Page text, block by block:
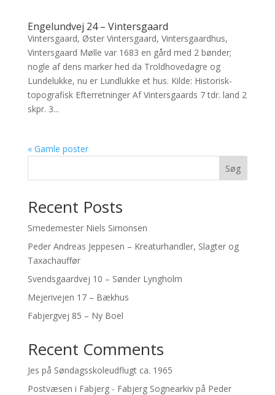
Engelundvej 24 – Vintersgaard
Vintersgaard, Øster Vintersgaard, Vintersgaardhus,
Vintersgaard Mølle var 1683 en gård med 2 bønder;
nogle af dens marker hed da Troldhovedagre og
Lundelukke, nu er Lundlukke et hus. Kilde: Historisk-
topografisk Efterretninger Af Vintersgaards 7 tdr. land 2
skpr. 3...
« Gamle poster
Søg
Recent Posts
Smedemester Niels Simonsen
Peder Andreas Jeppesen – Kreaturhandler, Slagter og
Taxachauffør
Svendsgaardvej 10 – Sønder Lyngholm
Mejerivejen 17 – Bækhus
Fabjergvej 85 – Ny Boel
Recent Comments
Jes på Søndagsskoleudflugt ca. 1965
Postvæsen i Fabjerg - Fabjerg Sognearkivpå Peder